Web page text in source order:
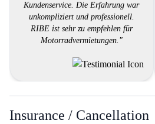
Kundenservice. Die Erfahrung war
unkompliziert und professionell.
RIBE ist sehr zu empfehlen für
Motorradvermietungen."
Insurance / Cancellation